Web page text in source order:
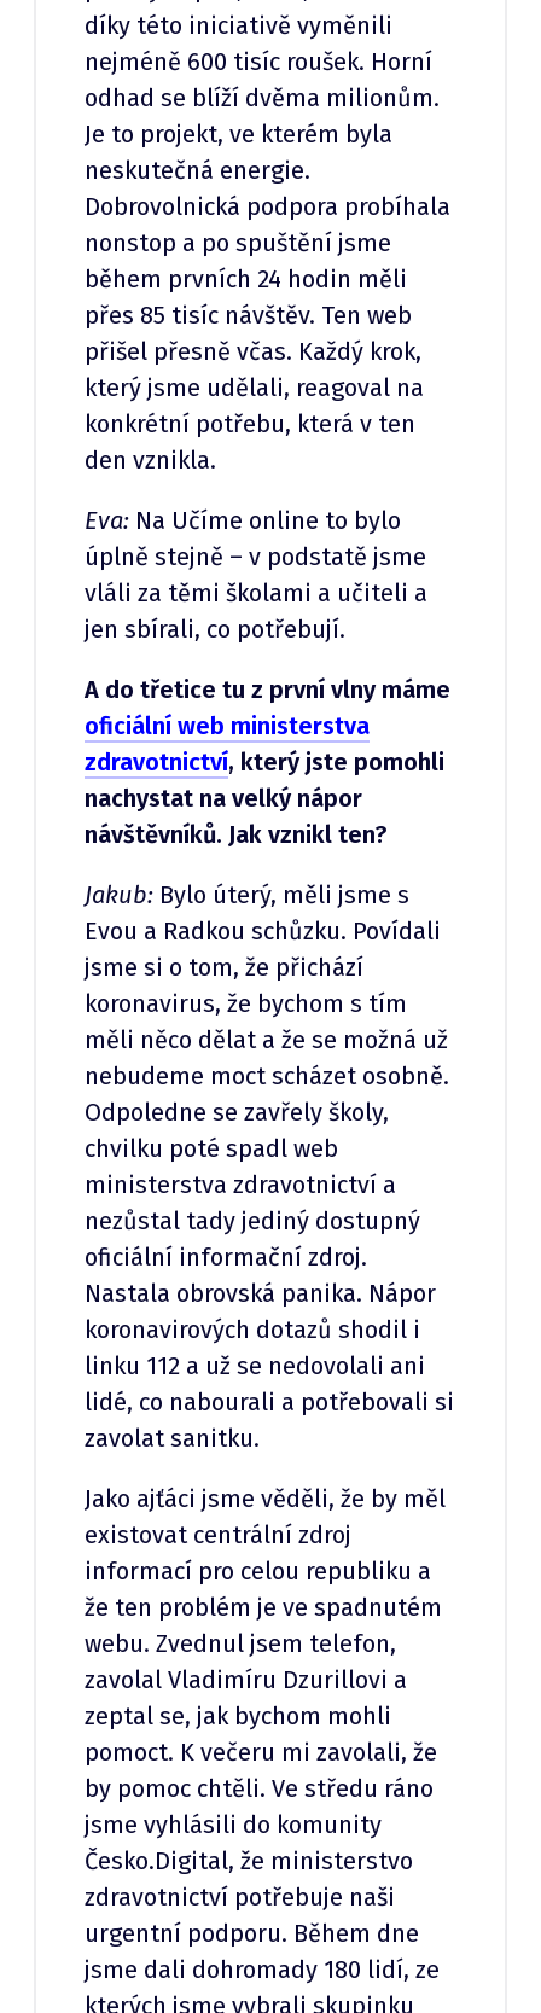
díky této iniciativě vyměnili
nejméně 600 tisíc roušek. Horní
odhad se blíží dvěma milionům.
Je to projekt, ve kterém byla
neskutečná energie.
Dobrovolnická podpora probíhala
nonstop a po spuštění jsme
během prvních 24 hodin měli
přes 85 tisíc návštěv. Ten web
přišel přesně včas. Každý krok,
který jsme udělali, reagoval na
konkrétní potřebu, která v ten
den vznikla.
Eva: Na Učíme online to bylo
úplně stejně – v podstatě jsme
vláli za těmi školami a učiteli a
jen sbírali, co potřebují.
A do třetice tu z první vlny máme
oficiální web ministerstva
zdravotnictví, který jste pomohli
nachystat na velký nápor
návštěvníků. Jak vznikl ten?
Jakub: Bylo úterý, měli jsme s
Evou a Radkou schůzku. Povídali
jsme si o tom, že přichází
koronavirus, že bychom s tím
měli něco dělat a že se možná už
nebudeme moct scházet osobně.
Odpoledne se zavřely školy,
chvilku poté spadl web
ministerstva zdravotnictví a
nezůstal tady jediný dostupný
oficiální informační zdroj.
Nastala obrovská panika. Nápor
koronavirových dotazů shodil i
linku 112 a už se nedovolali ani
lidé, co nabourali a potřebovali si
zavolat sanitku.
Jako ajťáci jsme věděli, že by měl
existovat centrální zdroj
informací pro celou republiku a
že ten problém je ve spadnutém
webu. Zvednul jsem telefon,
zavolal Vladimíru Dzurillovi a
zeptal se, jak bychom mohli
pomoct. K večeru mi zavolali, že
by pomoc chtěli. Ve středu ráno
jsme vyhlásili do komunity
Česko.Digital, že ministerstvo
zdravotnictví potřebuje naši
urgentní podporu. Během dne
jsme dali dohromady 180 lidí, ze
kterých jsme vybrali skupinku